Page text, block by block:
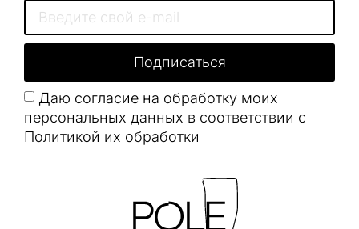
Даю согласие на обработку моих
персональных данных в соответствии с
Политикой их обработки
Подписаться